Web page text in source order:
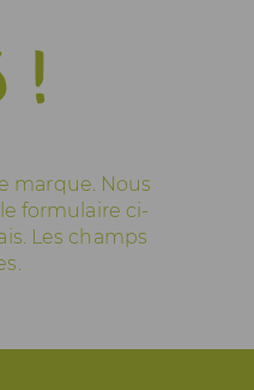
!
marque. Nous
formulaire ci-
Les champs